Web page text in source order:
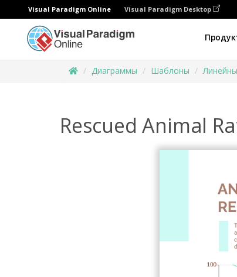
Visual Paradigm Online Visual Paradigm Desktop
Диаграммы Шаблоны
Rescued Animal